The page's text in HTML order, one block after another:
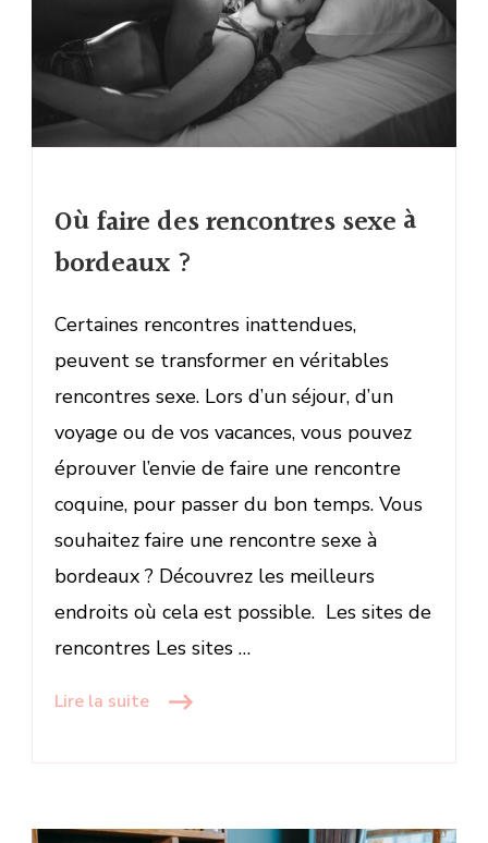
Où faire des rencontres sexe à
bordeaux ?
Certaines rencontres inattendues,
peuvent se transformer en véritables
rencontres sexe. Lors d’un séjour, d’un
voyage ou de vos vacances, vous pouvez
éprouver l’envie de faire une rencontre
coquine, pour passer du bon temps. Vous
souhaitez faire une rencontre sexe à
bordeaux ? Découvrez les meilleurs
endroits où cela est possible. Les sites de
rencontres Les sites …
Lire la suite